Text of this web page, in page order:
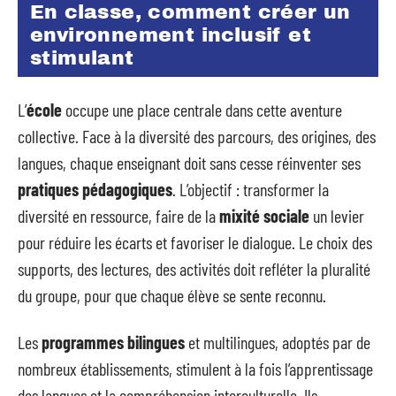
En classe, comment créer un
environnement inclusif et
stimulant
L’école occupe une place centrale dans cette aventure
collective. Face à la diversité des parcours, des origines, des
langues, chaque enseignant doit sans cesse réinventer ses
pratiques pédagogiques. L’objectif : transformer la
diversité en ressource, faire de lamixité sociale un levier
pour réduire les écarts et favoriser le dialogue. Le choix des
supports, des lectures, des activités doit refléter la pluralité
du groupe, pour que chaque élève se sente reconnu.
Lesprogrammes bilingues et multilingues, adoptés par de
nombreux établissements, stimulent à la fois l’apprentissage